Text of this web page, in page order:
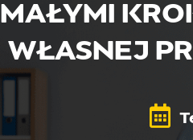
MAŁYMI
WŁASNEJ